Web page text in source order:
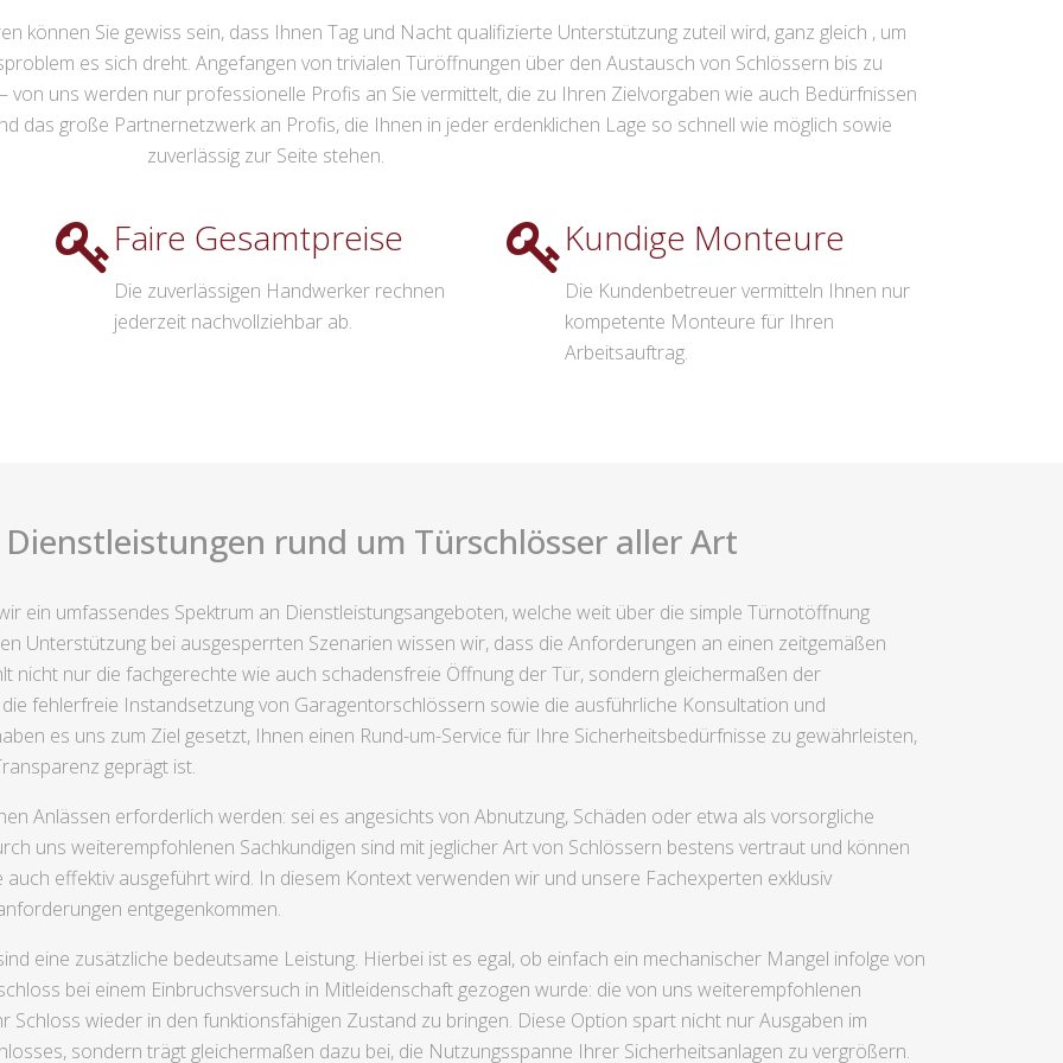
können Sie gewiss sein, dass Ihnen Tag und Nacht qualifizierte Unterstützung zuteil wird, ganz gleich , um
es sich dreht. Angefangen von trivialen Türöffnungen über den Austausch von Schlössern bis zu
von uns werden nur professionelle Profis an Sie vermittelt, die zu Ihren Zielvorgaben wie auch Bedürfnissen
das große Partnernetzwerk an Profis, die Ihnen in jeder erdenklichen Lage so schnell wie möglich sowie
zuverlässig zur Seite stehen.
Faire Gesamtpreise
Die zuverlässigen Handwerker rechnen
jederzeit nachvollziehbar ab.
Kundige Monteure
Die Kundenbetreuer vermitteln Ihnen nur
kompetente Monteure für Ihren
Arbeitsauftrag.
rund um Türschlösser aller Art
ein umfassendes Spektrum an Dienstleistungsangeboten, welche weit über die simple Türnotöffnung
Unterstützung bei ausgesperrten Szenarien wissen wir, dass die Anforderungen an einen zeitgemäßen
nicht nur die fachgerechte wie auch schadensfreie Öffnung der Tür, sondern gleichermaßen der
fehlerfreie Instandsetzung von Garagentorschlössern sowie die ausführliche Konsultation und
es uns zum Ziel gesetzt, Ihnen einen Rund-um-Service für Ihre Sicherheitsbedürfnisse zu gewährleisten,
geprägt ist.
Anlässen erforderlich werden: sei es angesichts von Abnutzung, Schäden oder etwa als vorsorgliche
uns weiterempfohlenen Sachkundigen sind mit jeglicher Art von Schlössern bestens vertraut und können
effektiv ausgeführt wird. In diesem Kontext verwenden wir und unsere Fachexperten exklusiv
entgegenkommen.
eine zusätzliche bedeutsame Leistung. Hierbei ist es egal, ob einfach ein mechanischer Mangel infolge von
bei einem Einbruchsversuch in Mitleidenschaft gezogen wurde: die von uns weiterempfohlenen
wieder in den funktionsfähigen Zustand zu bringen. Diese Option spart nicht nur Ausgaben im
sondern trägt gleichermaßen dazu bei, die Nutzungsspanne Ihrer Sicherheitsanlagen zu vergrößern.